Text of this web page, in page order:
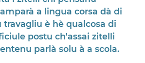
a lingua corsa dà di
travagliu è hè qualcosa di
postu ch'assai zitelli
parlà solu à a scola.